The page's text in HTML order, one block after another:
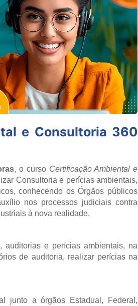
e Consultoria 360
, o curso Certificação Ambiental e
Consultoria e perícias ambientais,
conhecendo os Órgãos públicos
nos processos judiciais contra
à nova realidade.
auditorias e perícias ambientais, na
de auditoria, realizar perícias na
junto a órgãos Estadual, Federal,